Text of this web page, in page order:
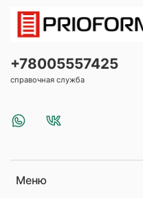
Меню
+78005557425
справочная служба